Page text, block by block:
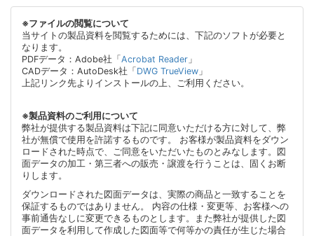
※ファイルの閲覧について
当サイトの製品資料を閲覧するためには、下記のソフトが必要と
なります。
PDFデータ：Adobe社「 Acrobat Reader 」
CADデータ：AutoDesk社「 DWG TrueView 」
上記リンク先よりインストールの上、ご利用ください。
※製品資料のご利用について
弊社が提供する製品資料は下記に同意いただける方に対して、弊
社が無償で使用を許諾するものです。 お客様が製品資料をダウン
ロードされた時点で、ご同意をいただいたものとみなします。図
面データの加工・第三者への販売・譲渡を行うことは、固くお断
りします。
ダウンロードされた図面データは、実際の商品と一致することを
保証するものではありません。 内容の仕様・変更等、お客様への
事前通告なしに変更できるものとします。また弊社が提供した図
面データを利用して作成した図面等で何等かの責任が生じた場合